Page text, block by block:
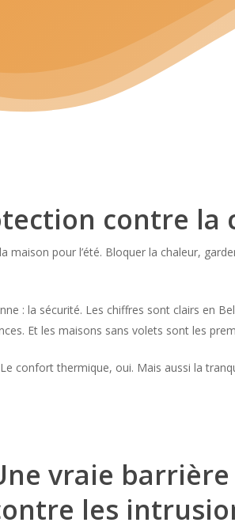
contre la
pour l’été. Bloquer la chaleur,
: la sécurité. Les chiffres sont clairs en
Et les maisons sans volets sont les
confort thermique, oui. Mais aussi la
vraie
les